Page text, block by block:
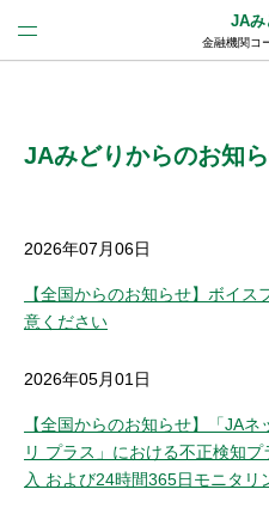
JAみ
金融機関コ
(法人JAネッ
JAネットバンクトップ
機能・サービス
JAみどりからのお知
2026年07月06日
【全国からのお知らせ】ボイ
意ください
2026年05月01日
【全国からのお知らせ】「JA
リ プラス」における不正検知
入 および24時間365日モニタリ